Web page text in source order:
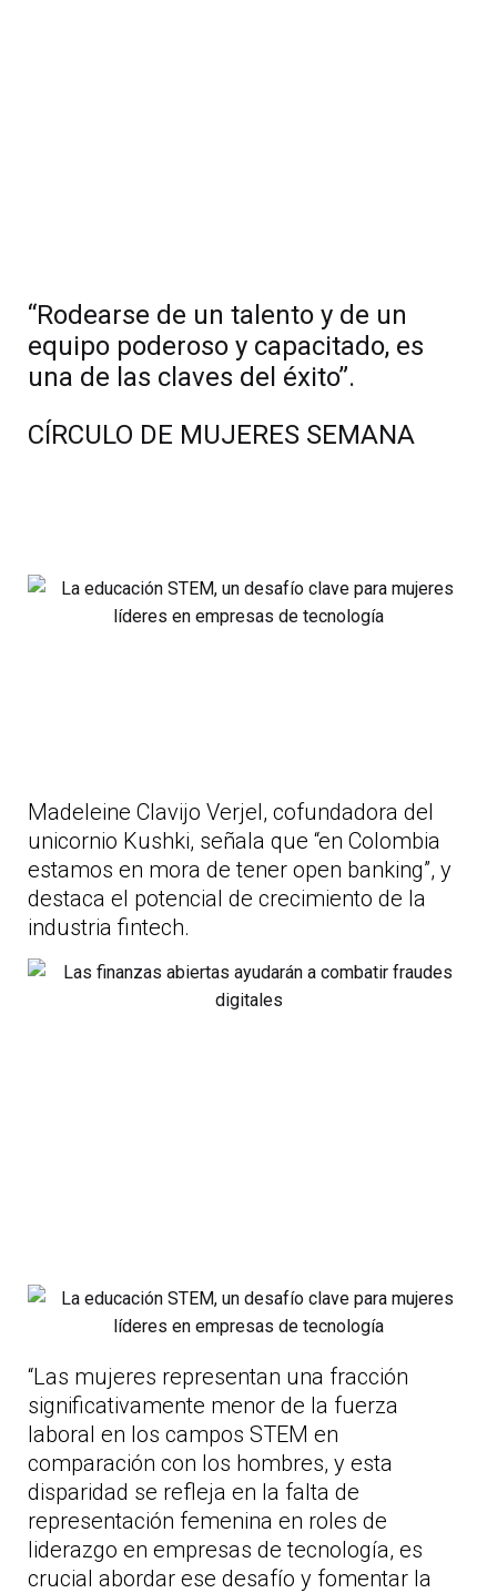
“Rodearse de un talento y de un
equipo poderoso y capacitado, es
una de las claves del éxito”.
CÍRCULO DE MUJERES SEMANA
Madeleine Clavijo Verjel, cofundadora del
unicornio Kushki, señala que “en Colombia
estamos en mora de tener open banking”, y
destaca el potencial de crecimiento de la
industria fintech.
“Las mujeres representan una fracción
significativamente menor de la fuerza
laboral en los campos STEM en
comparación con los hombres, y esta
disparidad se refleja en la falta de
representación femenina en roles de
liderazgo en empresas de tecnología, es
crucial abordar ese desafío y fomentar la